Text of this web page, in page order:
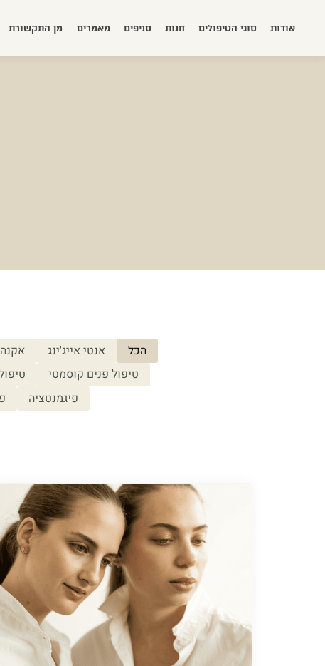
אודות סוגי הטיפולים חנות סניפים מאמרים מן התקשורת
אנטי אייג'ינג אקנה
טיפול פנים קוסמטי
פיגמנטציה
הכל